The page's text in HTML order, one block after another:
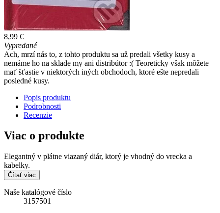
8,99 €
Vypredané
Ach, mrzí nás to, z tohto produktu sa už predali všetky kusy a
nemáme ho na sklade my ani distribútor :( Teoreticky však môžete
mať šťastie v niektorých iných obchodoch, ktoré ešte nepredali
posledné kusy.
Popis produktu
Podrobnosti
Recenzie
Viac o produkte
Elegantný v plátne viazaný diár, ktorý je vhodný do vrecka a
kabelky.
Čítať viac
Naše katalógové číslo
3157501